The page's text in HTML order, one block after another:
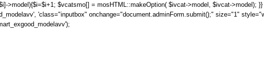
>model){$i=$i+1; $vcatsmo[] = mosHTML::makeOption( $ivcat->model, $ivcat->model); }}
'class="inputbox" onchange="document.adminForm.submit();" size="1"